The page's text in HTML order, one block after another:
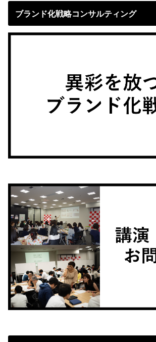
ブランド化戦略コンサルティング